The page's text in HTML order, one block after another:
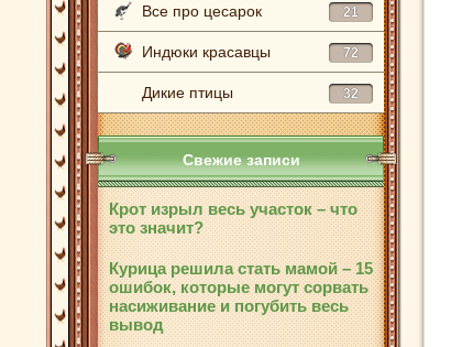
Все про цесарок 21
Индюки красавцы 72
Дикие птицы 32
Свежие записи
Крот изрыл весь участок – что
это значит?
Курица решила стать мамой – 15
ошибок, которые могут сорвать
насиживание и погубить весь
вывод